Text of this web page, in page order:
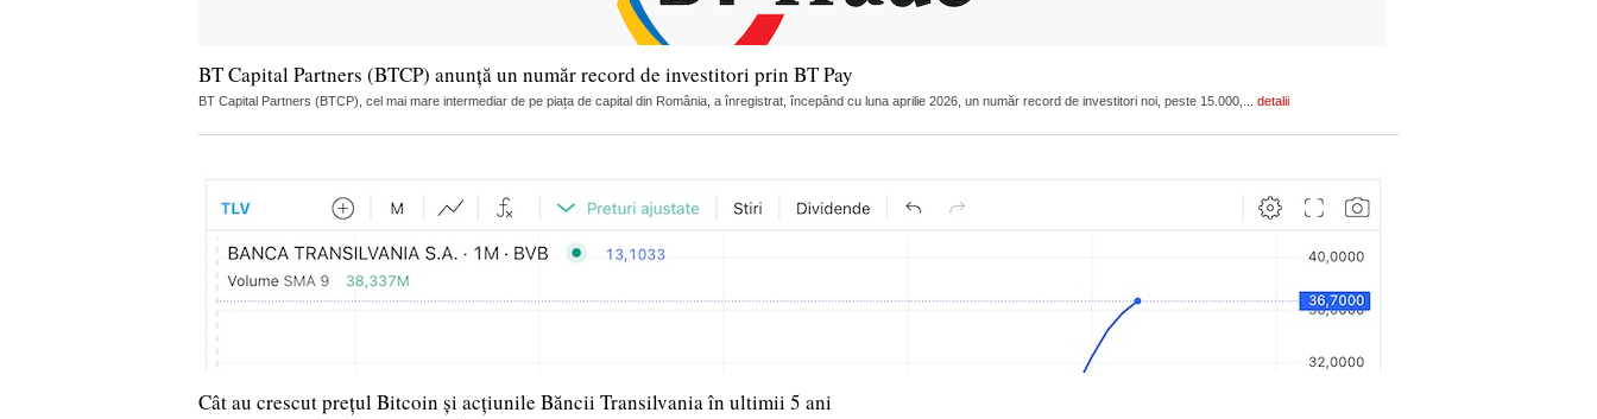
BT Capital Partners (BTCP) anunță un număr record de investitori prin BT Pay
BT Capital Partners (BTCP), cel mai mare intermediar de pe piața de capital din România, a înregistrat, începând cu luna aprilie 2026, un număr record de investitori noi, peste 15.000,... detalii
Cât au crescut prețul Bitcoin și acțiunile Băncii Transilvania în ultimii 5 ani